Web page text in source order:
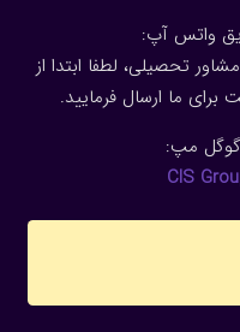
واتس آپ:
تحصیلی، لطفا ابتدا از
ما ارسال فرمایید.
مپ:
CIS